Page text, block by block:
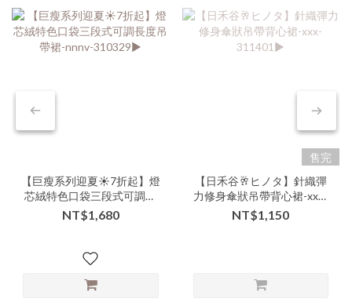
【巨瘦系列迎夏☀️7折起】燈
芯絨特色口袋三段式可調長
度吊帶裙-nnnv-310329▶
NT$1,680
售完
【日禾谷🥂ヒノタ】針織彈
力修身傘狀吊帶背心裙-xxx-
311401▶
NT$1,150